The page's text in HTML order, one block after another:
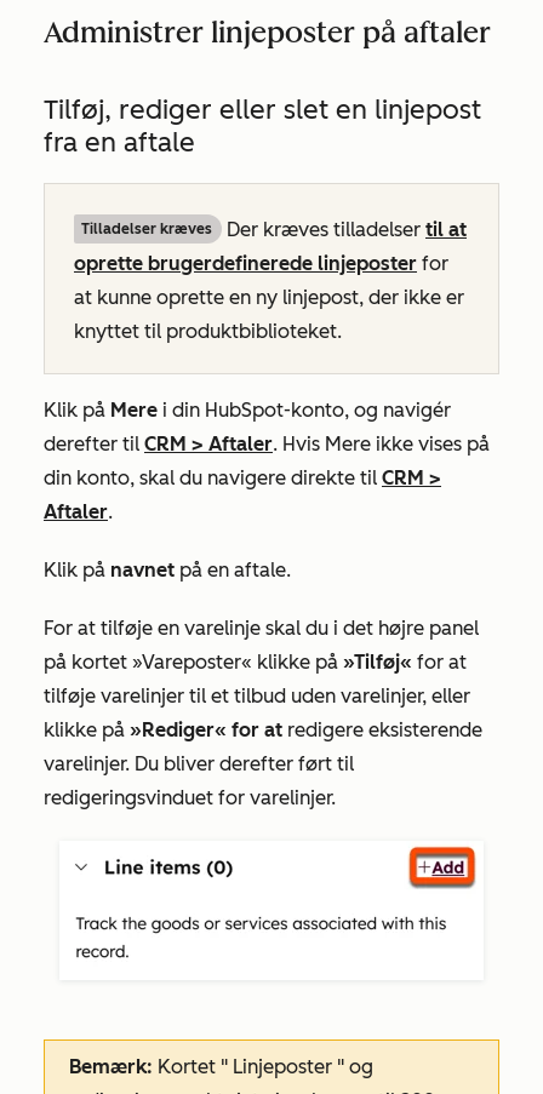
Administrer linjeposter på aftaler
Tilføj, rediger eller slet en linjepost
fra en aftale
Tilladelser kræves Der kræves tilladelser til at
oprette brugerdefinerede linjeposter for
at kunne oprette en ny linjepost, der ikke er
knyttet til produktbiblioteket.
Klik på Mere i din HubSpot-konto, og navigér
derefter til CRM > Aftaler. Hvis Mere ikke vises på
din konto, skal du navigere direkte til CRM >
Aftaler.
Klik på navnet på en aftale.
For at tilføje en varelinje skal du i det højre panel
på kortet »Vareposter« klikke på »Tilføj« for at
tilføje varelinjer til et tilbud uden varelinjer, eller
klikke på »Rediger« for at redigere eksisterende
varelinjer. Du bliver derefter ført til
redigeringsvinduet for varelinjer.
Bemærk: Kortet " Linjeposter " og